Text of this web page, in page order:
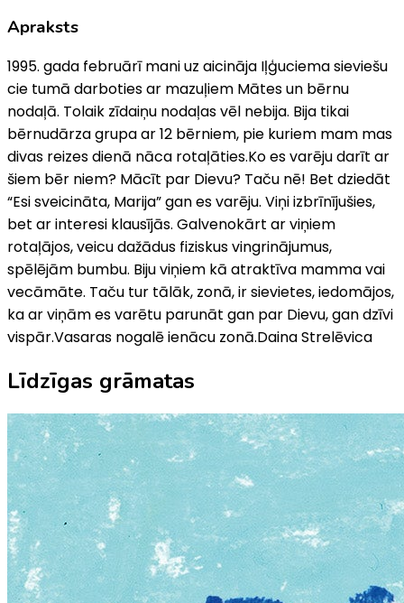
Apraksts
1995. gada februārī mani uz­ aicināja Iļģuciema sieviešu
cie­ tumā darboties ar mazuļiem Mātes un bērnu
nodaļā. Tolaik zīdaiņu nodaļas vēl nebija. Bija tikai
bērnudārza grupa ar 12 bērniem, pie kuriem mam­ mas
divas reizes dienā nāca rotaļāties.Ko es varēju darīt ar
šiem bēr­ niem? Mācīt par Dievu? Taču nē! Bet dziedāt
“Esi sveicināta, Marija” gan es varēju. Viņi izbrīnījušies,
bet ar interesi klausījās. Galvenokārt ar viņiem
rotaļājos, veicu dažādus fiziskus vingrinājumus,
spēlējām bumbu. Biju viņiem kā atraktīva mamma vai
vecāmāte. Taču tur tālāk, zonā, ir sievietes, iedomājos,
ka ar viņām es varētu parunāt gan par Dievu, gan dzīvi
vispār.Vasaras nogalē ienācu zonā.Daina Strelēvica
Līdzīgas grāmatas